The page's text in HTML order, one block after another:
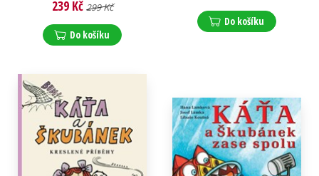
239 Kč 299 Kč
Do košíku
Do košíku